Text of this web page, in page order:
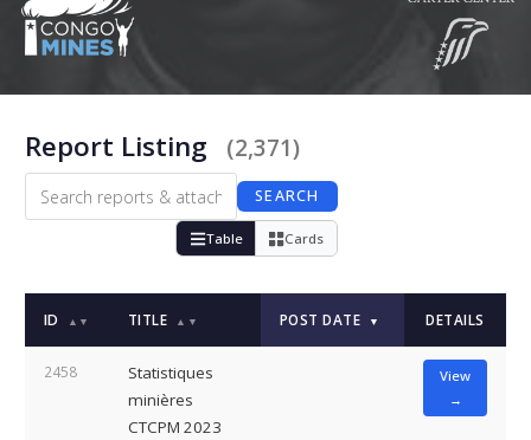
Report Listing (2,371)
SEARCH
Table Cards
ID ▲▼ TITLE ▲▼ POST DATE ▼ DETAILS
2458
Statistiques
minières
CTCPM 2023
View
→